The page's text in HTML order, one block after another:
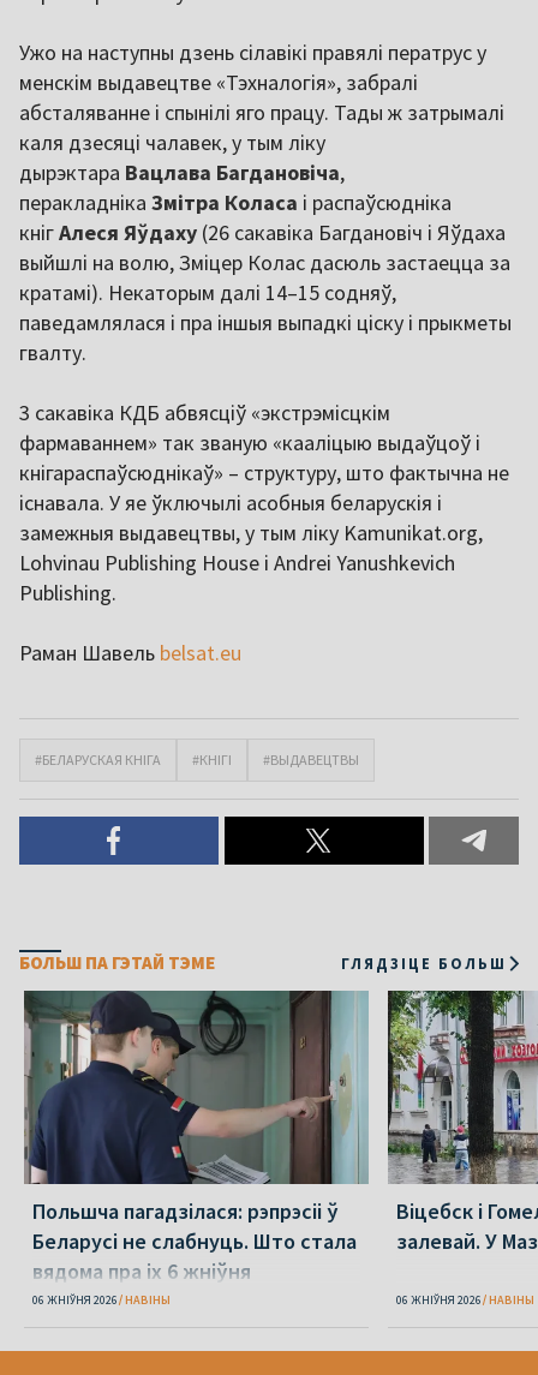
Ужо на наступны дзень сілавікі правялі ператрус у
менскім выдавецтве «Тэхналогія», забралі
абсталяванне і спынілі яго працу. Тады ж затрымалі
каля дзесяці чалавек, у тым ліку
дырэктара Вацлава Багдановіча,
перакладніка Змітра Коласа і распаўсюдніка
кнігАлеся Яўдаху (26 сакавіка Багдановіч і Яўдаха
выйшлі на волю, Зміцер Колас дасюль застаецца за
кратамі). Некаторым далі 14–15 содняў,
паведамлялася і пра іншыя выпадкі ціску і прыкметы
гвалту.
3 сакавіка КДБ абвясціў «экстрэмісцкім
фармаваннем» так званую «кааліцыю выдаўцоў і
кнігараспаўсюднікаў» – структуру, што фактычна не
існавала. У яе ўключылі асобныя беларускія і
замежныя выдавецтвы, у тым ліку Kamunikat.org,
Lohvinau Publishing House і Andrei Yanushkevich
Publishing.
Раман Шавель belsat.eu
#БЕЛАРУСКАЯ КНІГА #КНІГІ #ВЫДАВЕЦТВЫ
БОЛЬШ ПА ГЭТАЙ ТЭМЕ ГЛЯДЗІЦЕ БОЛЬШ
Польшча пагадзілася: рэпрэсіі ў
Беларусі не слабнуць. Што стала
вядома пра іх 6 жніўня
06 ЖНІЎНЯ 2026 НАВІНЫ
Віцебск і
залевай. У
06 ЖНІЎНЯ 2026 НАВІНЫ